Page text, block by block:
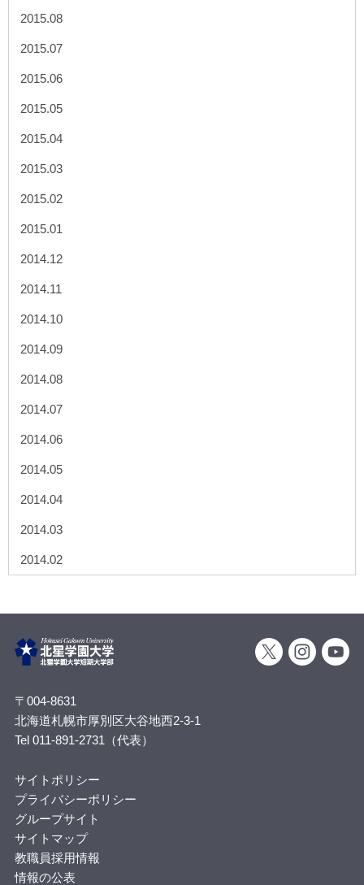
2015.08
2015.07
2015.06
2015.05
2015.04
2015.03
2015.02
2015.01
2014.12
2014.11
2014.10
2014.09
2014.08
2014.07
2014.06
2014.05
2014.04
2014.03
2014.02
〒004-8631
北海道札幌市厚別区大谷地西2-3-1
Tel 011-891-2731（代表）
サイトポリシー
プライバシーポリシー
グループサイト
サイトマップ
教職員採用情報
情報の公表